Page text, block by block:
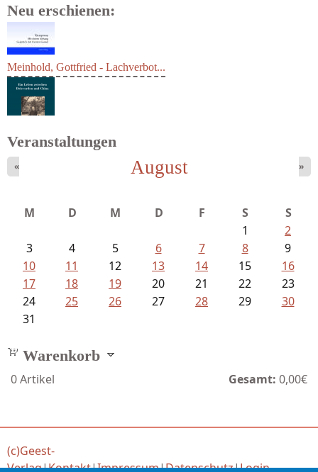
Neu erschienen:
Meinhold, Gottfried - Lachverbot...
Veranstaltungen
August
« »
M D M D F S
S
1
2
3
4 5 6 7 8
9
10
11 12 13 14 15
16
17
18 19 20 21 22
23
24
25 26 27 28 29
30
31
Warenkorb
0Artikel Gesamt: 0,00€
(c)Geest-
Verlag|Kontakt|Impressum|Datenschutz|Login